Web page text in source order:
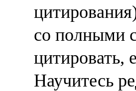
со полными
цитировать,
Научитесь